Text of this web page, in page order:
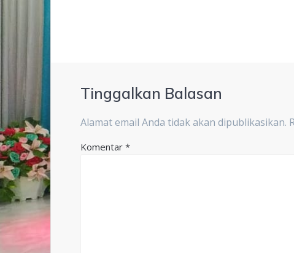
Tinggalkan Balasan
Alamat email Anda tidak akan dipublikasikan.
Komentar*